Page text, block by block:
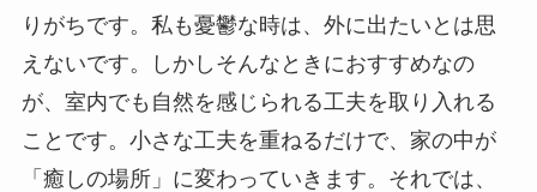
りがちです。私も憂鬱な時は、外に出たいとは思
えないです。しかしそんなときにおすすめなの
が、室内でも自然を感じられる工夫を取り入れる
ことです。小さな工夫を重ねるだけで、家の中が
「癒しの場所」に変わっていきます。それでは、